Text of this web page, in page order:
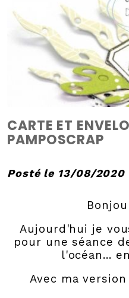
CARTE ET
PAMPOSCRAP
Posté le 13/08/2020
Aujourd'hui je
pour une séance
l'océan...
Avec ma